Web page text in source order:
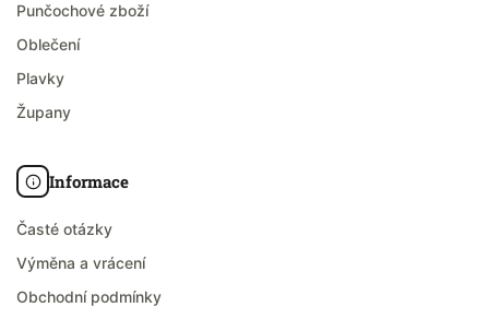
Punčochové zboží
Oblečení
Plavky
Župany
Informace
Časté otázky
Výměna a vrácení
Obchodní podmínky